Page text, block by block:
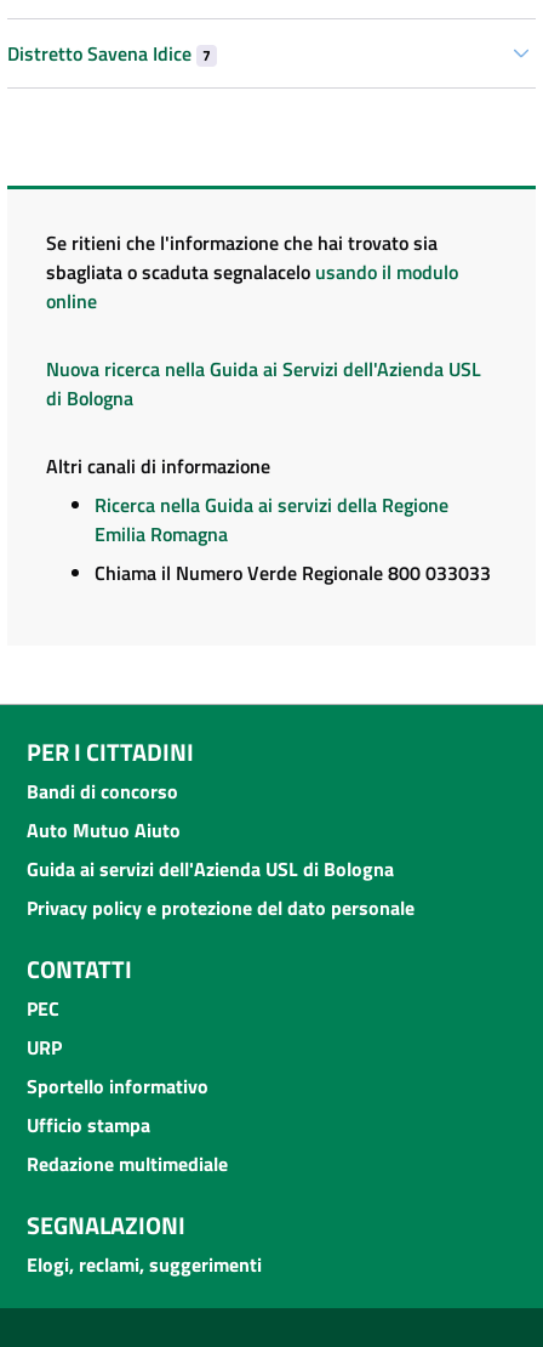
Distretto Savena Idice 7
Se ritieni che l'informazione che hai trovato sia
sbagliata o scaduta segnalacelo usando il modulo
online
Nuova ricerca nella Guida ai Servizi dell'Azienda USL
di Bologna
Altri canali di informazione
Ricerca nella Guida ai servizi della Regione
Emilia Romagna
Chiama il Numero Verde Regionale 800 033033
PER I CITTADINI
Bandi di concorso
Auto Mutuo Aiuto
Guida ai servizi dell'Azienda USL di Bologna
Privacy policy e protezione del dato personale
CONTATTI
PEC
URP
Sportello informativo
Ufficio stampa
Redazione multimediale
SEGNALAZIONI
Elogi, reclami, suggerimenti